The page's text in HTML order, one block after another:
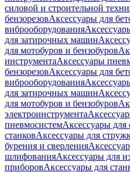
силовой и строительной
бензорезовАксессуары для
виброоборудования
для затирочных машин
для мотобуров и бензобуров
инструментаАксессуары
бензорезовАксессуары для
виброоборудования
для затирочных машин
для мотобуров и бензобуров
электроинструмента
пневмосистемАксессуары для
станковАксессуары для
бурения и сверления
шлифованияАксессуары для
приборовАксессуары для